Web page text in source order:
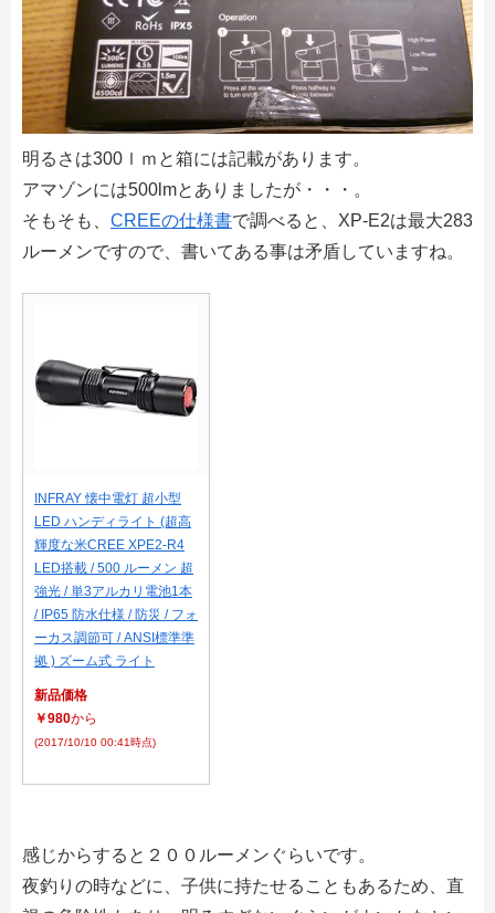
明るさは300ｌｍと箱には記載があります。
アマゾンには500lmとありましたが・・・。
そもそも、 CREEの仕様書で調べると、XP-E2は最大283
ルーメンですので、書いてある事は矛盾していますね。
INFRAY 懐中電灯 超小型
LED ハンディライト (超高
輝度な米CREE XPE2-R4
LED搭載 / 500 ルーメン 超
強光 / 単3アルカリ電池1本
/ IP65 防水仕様 / 防災 / フォ
ーカス調節可 / ANSI標準準
拠 ) ズーム式 ライト
新品価格
￥980から
(2017/10/10 00:41時点)
感じからすると２００ルーメンぐらいです。
夜釣りの時などに、子供に持たせることもあるため、直